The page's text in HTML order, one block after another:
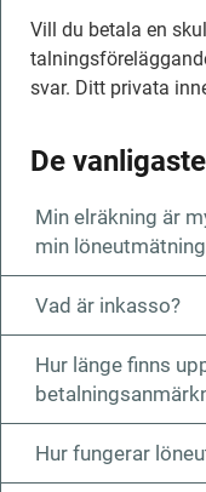
Vill du betala en
svar. Ditt privata
De
Min elräkning är
min
Vad är inkasso?
Hur länge finns
Hur fungerar